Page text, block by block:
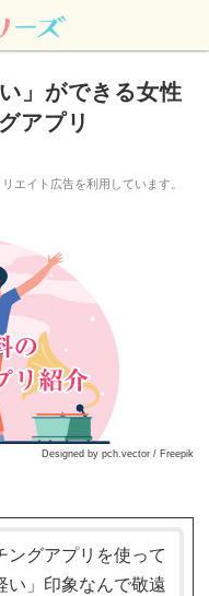
」ができる女性
アプリ
エイト広告を利用しています。
Designed by pch.vector / Freepik
ングアプリを使って
い」印象なんで敬遠